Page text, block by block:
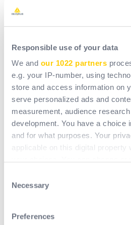
Responsible use of your data
We and our 1022 partners
e.g. your IP-number, using
store and access information on
serve personalized ads and
measurement, audience
development. You have a choice
and for what purposes. Your
applicable on this digital property
the Privacy trigger icon.
Collect information about
Selection
Necessary
Preferences
10-
avant chaque chantier, etc.